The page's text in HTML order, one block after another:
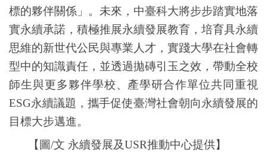
標的夥伴關係」。未來，中臺科大將步步踏實地落
實永續承諾，積極推展永續發展教育，培育具永續
思維的新世代公民與專業人才，實踐大學在社會轉
型中的知識責任，並透過拋磚引玉之效，帶動全校
師生與更多夥伴學校、產學研合作單位共同重視
ESG永續議題，攜手促使臺灣社會朝向永續發展的
目標大步邁進。
【圖/文 永續發展及USR推動中心提供】